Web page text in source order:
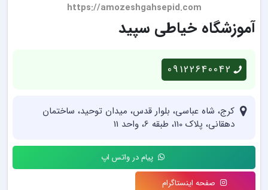
https://amozeshgahsepid.com
آموزشگاه خیاطی سپید
09122640042
کرج، شاه عباسی، بلوار قدس، میدان توحید، ساختمان
دهقانی، پلاک 110، طبقه 6، واحد 11
پیام در واتس اپ
صفحه اینستاگرام